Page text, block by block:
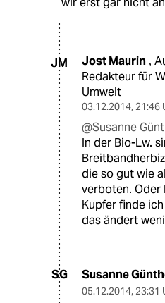
JM Jost Maurin ,
Redakteur für
Umwelt
03.12.2014, 21:46
@Susanne
In der Bio-Lw.
die so gut wie
verboten. Oder
Kupfer finde
das ändert
SG Susanne
05.12.2014, 23:31